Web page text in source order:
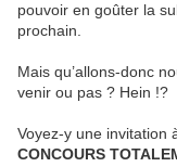
pouvoir en goûter la
prochain.
Mais qu’allons-donc
venir ou pas ? Hein !?
Voyez-y une invitation
CONCOURS